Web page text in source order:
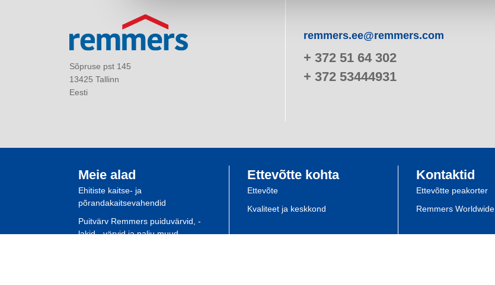
Sõpruse pst 145
13425 Tallinn
Eesti
remmers.ee@remmers.com
+ 372 51 64 302
+ 372 53444931
Meie alad
Ehitiste kaitse- ja
põrandakaitsevahendid
Puitvärv Remmers puiduvärvid, -
lakid, -värvid ja palju muud
Ettevõtte kohta
Ettevõte
Kvaliteet ja keskkond
Kontaktid
Ettevõtte peakorter
Remmers Worldwide